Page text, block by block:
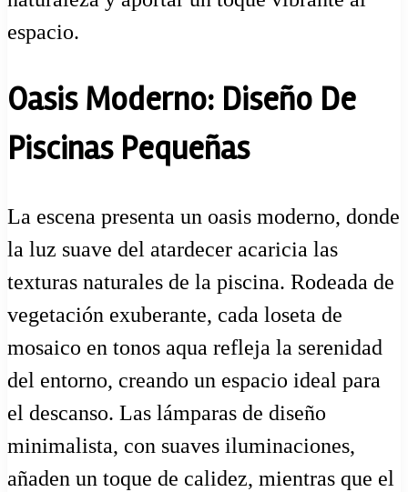
espacio.
Oasis Moderno: Diseño De
Piscinas Pequeñas
La escena presenta un oasis moderno, donde
la luz suave del atardecer acaricia las
texturas naturales de la piscina. Rodeada de
vegetación exuberante, cada loseta de
mosaico en tonos aqua refleja la serenidad
del entorno, creando un espacio ideal para
el descanso. Las lámparas de diseño
minimalista, con suaves iluminaciones,
añaden un toque de calidez, mientras que el